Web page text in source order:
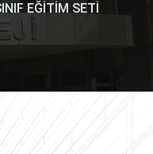
EĞİTİM SETİ